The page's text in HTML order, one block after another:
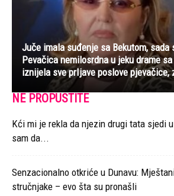
Juče imala suđenje sa Bekutom, sada
Pevačica nemilosrdna u jeku drame
iznijela sve prIjave poslove pjevačice,
NE PROPUSTITE
Kći mi je rekla da njezin drugi tata sjedi
sam da...
Senzacionalno otkriće u Dunavu:
stručnjake – evo šta su pronašli